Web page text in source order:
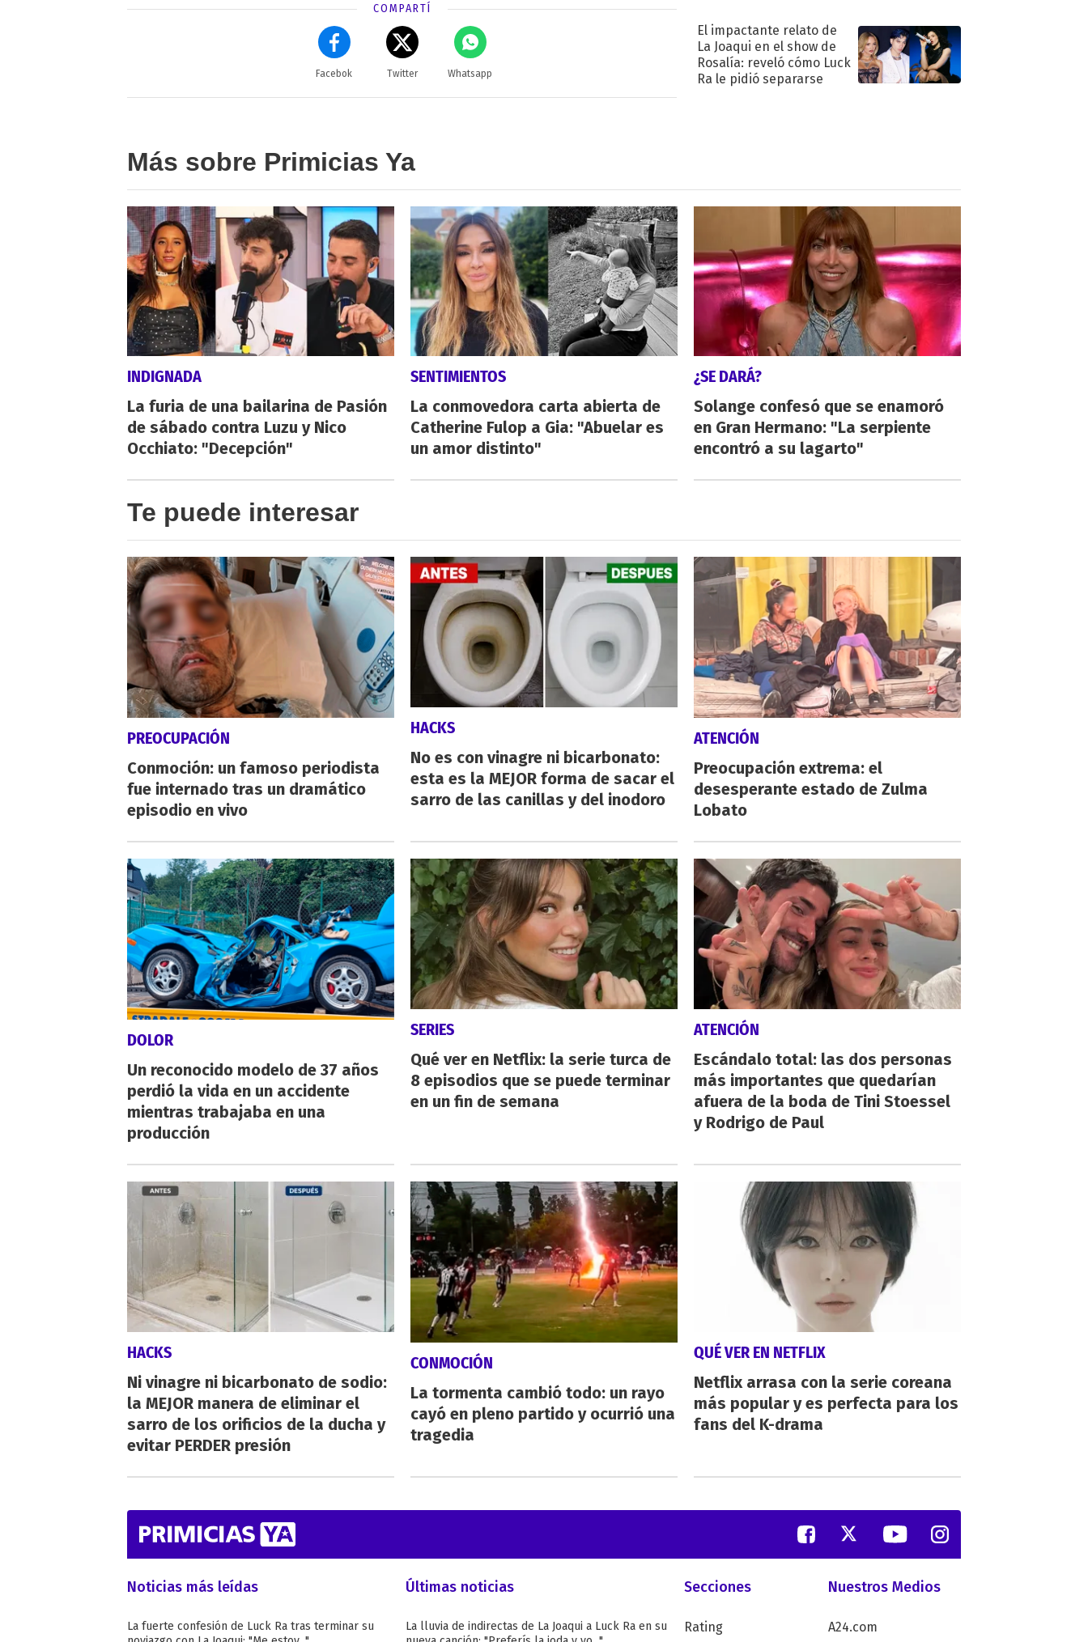
COMPARTÍ
Facebok Twitter Whatsapp
El impactante relato de
La Joaqui en el show de
Rosalía: reveló cómo Luck
Ra le pidió separarse
Más sobre Primicias Ya
INDIGNADA
La furia de una bailarina de Pasión
de sábado contra Luzu y Nico
Occhiato: "Decepción"
SENTIMIENTOS
La conmovedora carta abierta de
Catherine Fulop a Gia: "Abuelar es
un amor distinto"
¿SE DARÁ?
Solange confesó que se enamoró
en Gran Hermano: "La serpiente
encontró a su lagarto"
Te puede interesar
PREOCUPACIÓN
Conmoción: un famoso periodista
fue internado tras un dramático
episodio en vivo
HACKS
No es con vinagre ni bicarbonato:
esta es la MEJOR forma de sacar el
sarro de las canillas y del inodoro
ATENCIÓN
Preocupación extrema: el
desesperante estado de Zulma
Lobato
DOLOR
Un reconocido modelo de 37 años
perdió la vida en un accidente
mientras trabajaba en una
producción
SERIES
Qué ver en Netflix: la serie turca de
8 episodios que se puede terminar
en un fin de semana
ATENCIÓN
Escándalo total: las dos personas
más importantes que quedarían
afuera de la boda de Tini Stoessel
y Rodrigo de Paul
HACKS
Ni vinagre ni bicarbonato de sodio:
la MEJOR manera de eliminar el
sarro de los orificios de la ducha y
evitar PERDER presión
CONMOCIÓN
La tormenta cambió todo: un rayo
cayó en pleno partido y ocurrió una
tragedia
QUÉ VER EN NETFLIX
Netflix arrasa con la serie coreana
más popular y es perfecta para los
fans del K-drama
Noticias más leídas
La fuerte confesión de Luck Ra tras terminar su
Últimas noticias
La lluvia de indirectas de La Joaqui a Luck Ra en su
Secciones
Rating
Nuestros Medios
A24.com